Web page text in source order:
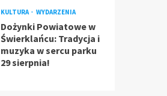
KULTURA WYDARZENIA
Dożynki Powiatowe w
Świerklańcu: Tradycja i
muzyka w sercu parku
29 sierpnia!